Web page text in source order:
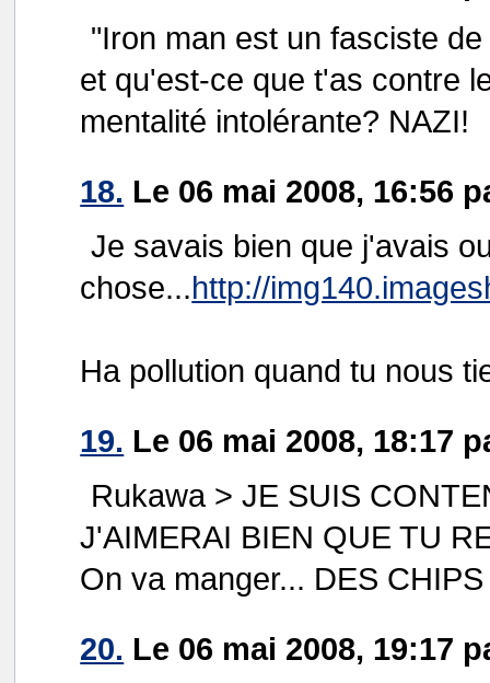
"Iron man est un fasciste
et qu'est-ce que t'as contre
mentalité intolérante? NAZI!
18. Le 06 mai 2008, 16:56
Je savais bien que j'avais
chose...http://
Ha pollution quand tu nous
19. Le 06 mai 2008, 18:17
Rukawa > JE SUIS
J'AIMERAI BIEN QUE TU
On va manger... DES
20. Le 06 mai 2008, 19:17